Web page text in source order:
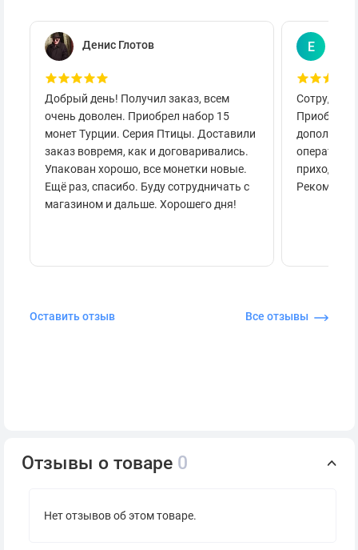
исключительно для визуализации порядка раскладки
серий.
Денис Глотов
Добрый день! Получил заказ, всем
очень доволен. Приобрел набор 15
монет Турции. Серия Птицы. Доставили
заказ вовремя, как и договаривались.
Упакован хорошо, все монетки новые.
Ещё раз, спасибо. Буду сотрудничать с
магазином и дальше. Хорошего дня!
Е
приходило
Оставить отзыв Все отзывы
Отзывы о товаре 0
Нет отзывов об этом товаре.